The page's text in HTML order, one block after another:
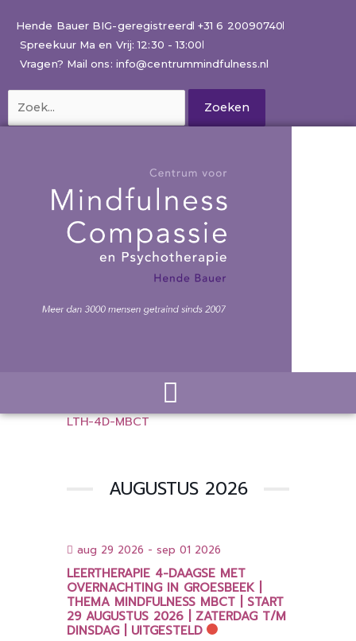
naar
inhoud
Hende Bauer BIG-geregistreerd +31 6 20090740
Spreekuur Ma en Vrij: 12:30 - 13:00
Vragen? Mail ons: info@centrummindfulness.nl
naar:
LTH-4D-MBCT
AUGUSTUS 2026
aug 29 2026 - sep 01 2026
LEERTHERAPIE 4-DAAGSE MET
OVERNACHTING IN GROESBEEK |
THEMA MINDFULNESS MBCT | START
29 AUGUSTUS 2026 | ZATERDAG T/M
DINSDAG | UITGESTELD